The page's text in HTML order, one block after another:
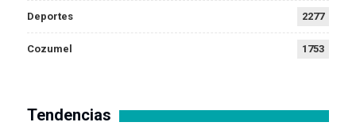
Deportes 2277
Cozumel 1753
Tendencias